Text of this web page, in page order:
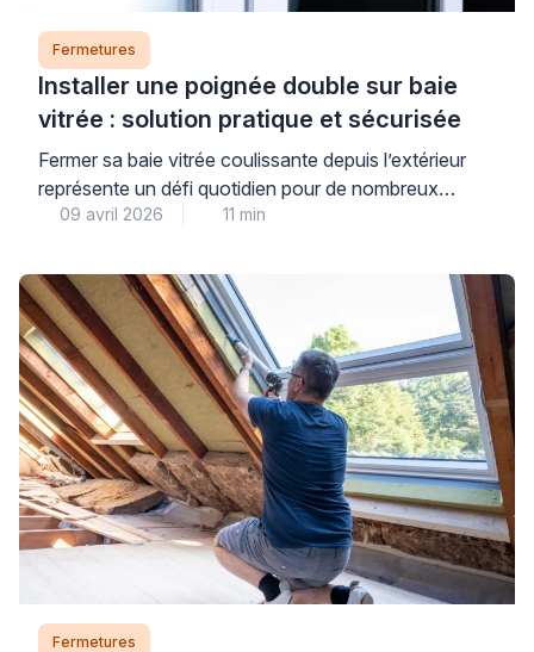
Fermetures
Installer une poignée double sur baie
vitrée : solution pratique et sécurisée
Fermer sa baie vitrée coulissante depuis l’extérieur
représente un défi quotidien pour de nombreux
propriétaires. Cette situation se présente
ou d’une terrasse sans laisser son logement ouvert.
La poignée double baie vitrée constitue une réponse
adaptée à cette problématique courante. Elle permet
de manœuvrer la menuiserie des deux côtés […]
09 avril 2026 11 min
Fermetures